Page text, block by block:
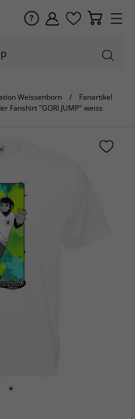
Weissenborn
Fanartikel
Fanshirt "GORI JUMP" weiss